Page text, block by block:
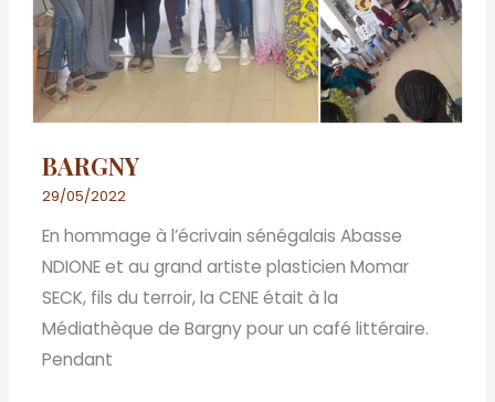
BARGNY
29/05/2022
En hommage à l’écrivain sénégalais Abasse
NDIONE et au grand artiste plasticien Momar
SECK, fils du terroir, la CENE était à la
Médiathèque de Bargny pour un café littéraire.
Pendant